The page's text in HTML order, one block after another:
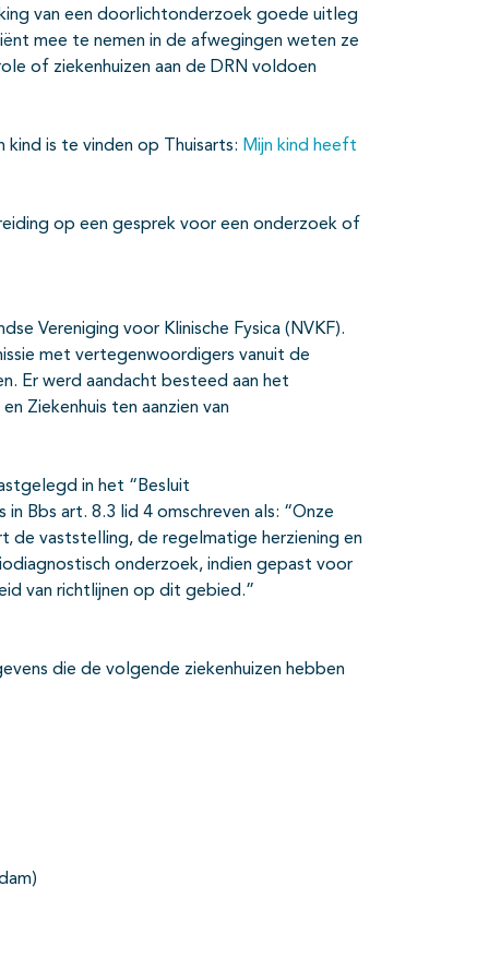
van een doorlichtonderzoek goede uitleg
mee te nemen in de afwegingen weten ze
of ziekenhuizen aan de DRN voldoen
is te vinden op Thuisarts: Mijn kind heeft
op een gesprek voor een onderzoek of
Vereniging voor Klinische Fysica (NVKF).
met vertegenwoordigers vanuit de
Er werd aandacht besteed aan het
Ziekenhuis ten aanzien van
in het “Besluit
Bbs art. 8.3 lid 4 omschreven als: “Onze
de vaststelling, de regelmatige herziening en
onderzoek, indien gepast voor
van richtlijnen op dit gebied.”
die de volgende ziekenhuizen hebben